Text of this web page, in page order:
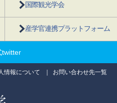
国際観光学会
産学官連携プラットフォーム
twitter
情報について お問い合わせ先一覧